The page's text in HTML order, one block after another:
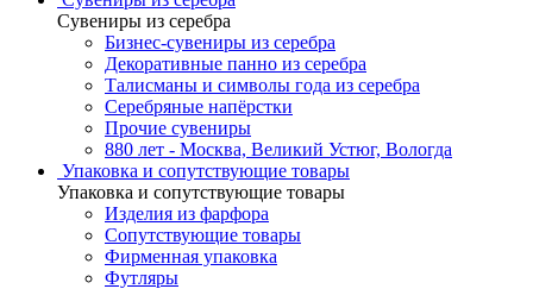
Сувениры из серебра
Бизнес-сувениры из серебра
Декоративные панно из серебра
Талисманы и символы года из серебра
Серебряные напёрстки
Прочие сувениры
880 лет - Москва, Великий Устюг, Вологда
Упаковка и сопутствующие товары
Упаковка и сопутствующие товары
Изделия из фарфора
Сопутствующие товары
Фирменная упаковка
Футляры